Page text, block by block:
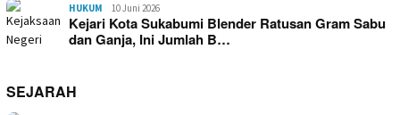
HUKUM 10 Juni 2026
Kejari Kota Sukabumi Blender Ratusan Gram Sabu
dan Ganja, Ini Jumlah B…
SEJARAH